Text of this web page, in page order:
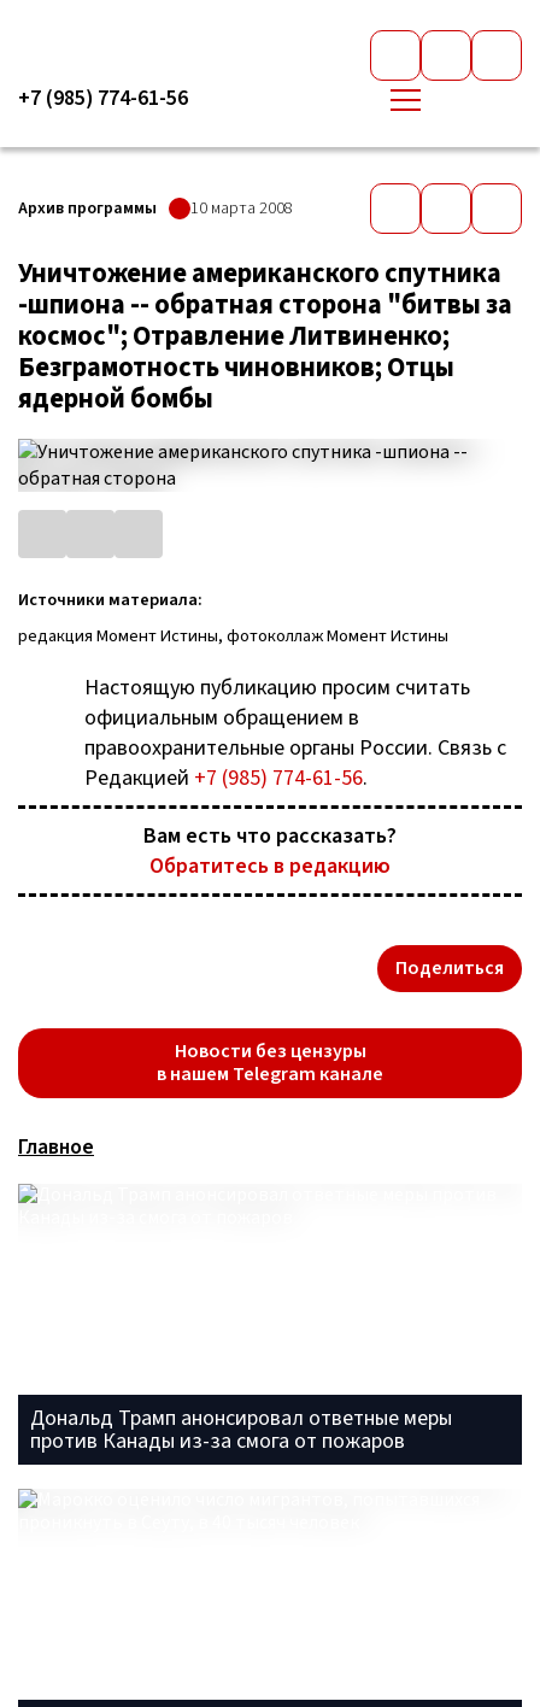
+7 (985) 774-61-56
Архив программы 10 марта 2008
Уничтожение американского спутника
-шпиона -- обратная сторона "битвы за
космос"; Отравление Литвиненко;
Безграмотность чиновников; Отцы
ядерной бомбы
Вам есть что рассказать?
Обратитесь в редакцию
Источники материала:
редакция Момент Истины, фотоколлаж Момент Истины
Настоящую публикацию просим считать
официальным обращением в
правоохранительные органы России. Связь с
Редакцией +7 (985) 774-61-56.
Поделиться
Новости без цензуры
в нашем Telegram канале
Главное
Дональд Трамп анонсировал ответные меры
против Канады из-за смога от пожаров